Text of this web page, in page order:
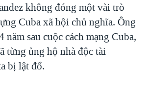
AFGHANISTAN
HÒA Ở VIỆT NAM
KIM TẠI VIỆT NAM
VS. CHÍNH PHỦ VIỆT NAM
không đóng một vài trò
Cuba xã hội chủ nghĩa. Ông
năm sau cuộc cách mạng Cuba,
từng ủng hộ nhà độc tài
bị lật đổ.